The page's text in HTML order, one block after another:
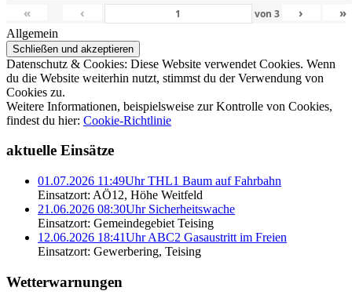
« ‹ von 3 › »
Allgemein
Datenschutz & Cookies: Diese Website verwendet Cookies. Wenn
du die Website weiterhin nutzt, stimmst du der Verwendung von
Cookies zu.
Weitere Informationen, beispielsweise zur Kontrolle von Cookies,
findest du hier: Cookie-Richtlinie
aktuelle Einsätze
01.07.2026 11:49Uhr THL1 Baum auf Fahrbahn
Einsatzort: AÖ12, Höhe Weitfeld
21.06.2026 08:30Uhr Sicherheitswache
Einsatzort: Gemeindegebiet Teising
12.06.2026 18:41Uhr ABC2 Gasaustritt im Freien
Einsatzort: Gewerbering, Teising
Wetterwarnungen